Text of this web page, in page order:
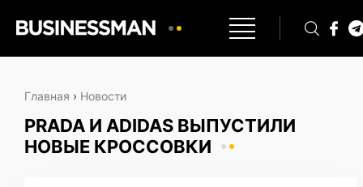
Главная › Новости
PRADA И ADIDAS ВЫПУСТИЛИ
НОВЫЕ КРОССОВКИ